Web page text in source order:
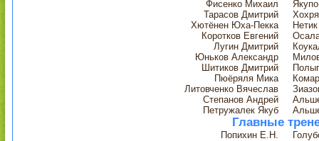
Фисенко Михаил
Тарасов Дмитрий
Хютёнен Юха-Пекка
Коротков Евгений
Лугин Дмитрий
Юньков Александр
Шитиков Дмитрий
Пюёряля Мика
Литовченко Вячеслав
Степанов Андрей
Петружалек Якуб
Главные
Попихин Е.Н.